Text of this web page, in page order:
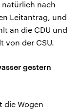
natürlich nach
Leitantrag, und
an die CDU und
von der CSU.
gestern
die Wogen